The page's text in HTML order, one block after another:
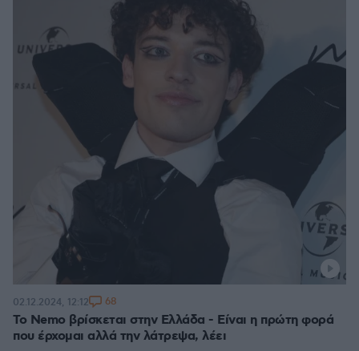
To Nemο βρίσκεται στην Ελλάδα - Είναι η πρώτη φορά
που έρχομαι αλλά την λάτρεψα, λέει
02.12.2024, 12:12 68